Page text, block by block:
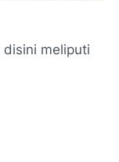
disini meliputi